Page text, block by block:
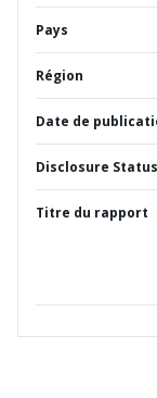
Pays
Région
Date de
Disclosure Status
Titre du rapport